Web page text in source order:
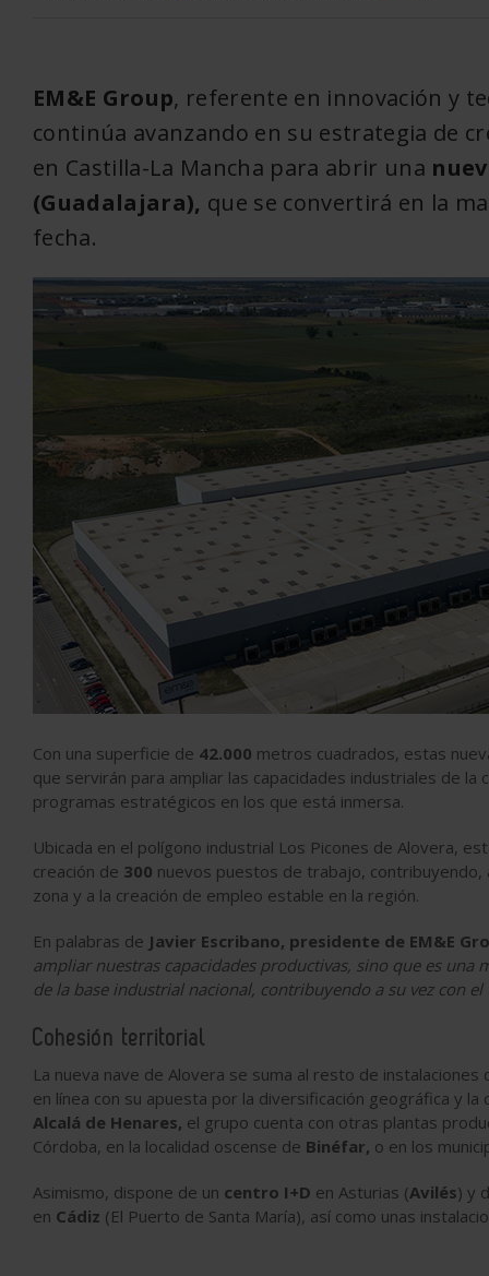
EM&E Group, referente en innovación y
continúa avanzando en su estrategia de
en Castilla-La Mancha para abrir una
(Guadalajara), que se convertirá en la
fecha.
Con una superficie de 42.000 metros cuadrados, estas
que servirán para ampliar las capacidades industriales de
programas estratégicos en los que está inmersa.
Ubicada en el polígono industrial Los Picones de Alovera,
creación de 300 nuevos puestos de trabajo,
zona y a la creación de empleo estable en la región.
En palabras de Javier Escribano, presidente de EM&E
ampliar nuestras capacidades productivas, sino que es
de la base industrial nacional, contribuyendo a su vez con
Cohesión territorial
La nueva nave de Alovera se suma al resto de
en línea con su apuesta por la diversificación geográfica y
Alcalá de Henares, el grupo cuenta con otras plantas
Córdoba, en la localidad oscense de Binéfar, o en los
Asimismo, dispone de un centro I+D en Asturias (Avilés) y
en Cádiz (El Puerto de Santa María), así como unas